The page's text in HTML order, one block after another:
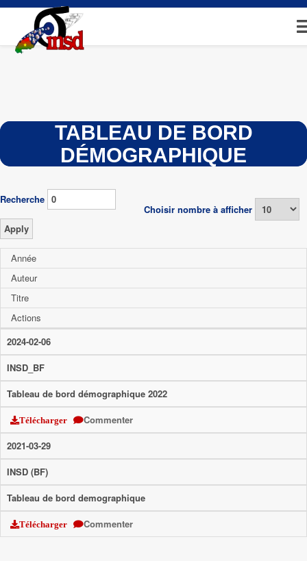
Aller
contenu
principal
TABLEAU DE BORD
DÉMOGRAPHIQUE
Choisir nombre à afficher
Recherche
Année
Auteur
Titre
Actions
2024-02-06
INSD_BF
Tableau de bord démographique 2022
Télécharger
Commenter
2021-03-29
INSD (BF)
Tableau de bord demographique
Télécharger Commenter